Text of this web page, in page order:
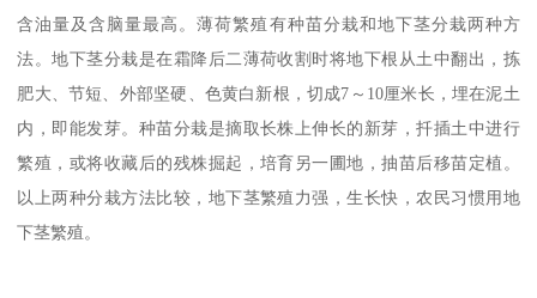
含油量及含脑量最高。薄荷繁殖有种苗分栽和地下茎分栽两种方
法。地下茎分栽是在霜降后二薄荷收割时将地下根从土中翻出，拣
肥大、节短、外部坚硬、色黄白新根，切成7～10厘米长，埋在泥土
内，即能发芽。种苗分栽是摘取长株上伸长的新芽，扦插土中进行
繁殖，或将收藏后的残株掘起，培育另一圃地，抽苗后移苗定植。
以上两种分栽方法比较，地下茎繁殖力强，生长快，农民习惯用地
下茎繁殖。